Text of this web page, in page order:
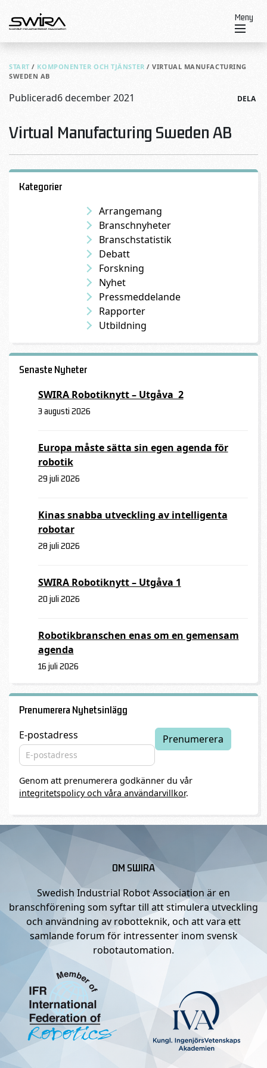
Meny
START / KOMPONENTER OCH TJÄNSTER / VIRTUAL MANUFACTURING
SWEDEN AB
Publicerad6 december 2021 DELA
Virtual Manufacturing Sweden AB
Kategorier
Arrangemang
Branschnyheter
Branschstatistik
Debatt
Forskning
Nyhet
Pressmeddelande
Rapporter
Utbildning
Senaste Nyheter
SWIRA Robotiknytt – Utgåva 2
3 augusti 2026
Europa måste sätta sin egen agenda för
robotik
29 juli 2026
Kinas snabba utveckling av intelligenta
robotar
28 juli 2026
SWIRA Robotiknytt – Utgåva 1
20 juli 2026
Robotikbranschen enas om en gemensam
agenda
16 juli 2026
Prenumerera Nyhetsinlägg
E-postadress
Genom att prenumerera godkänner du vår
integritetspolicy och våra användarvillkor.
OM SWIRA
Swedish Industrial Robot Association är en
branschförening som syftar till att stimulera utveckling
och användning av robotteknik, och att vara ett
samlande forum för intressenter inom svensk
robotautomation.